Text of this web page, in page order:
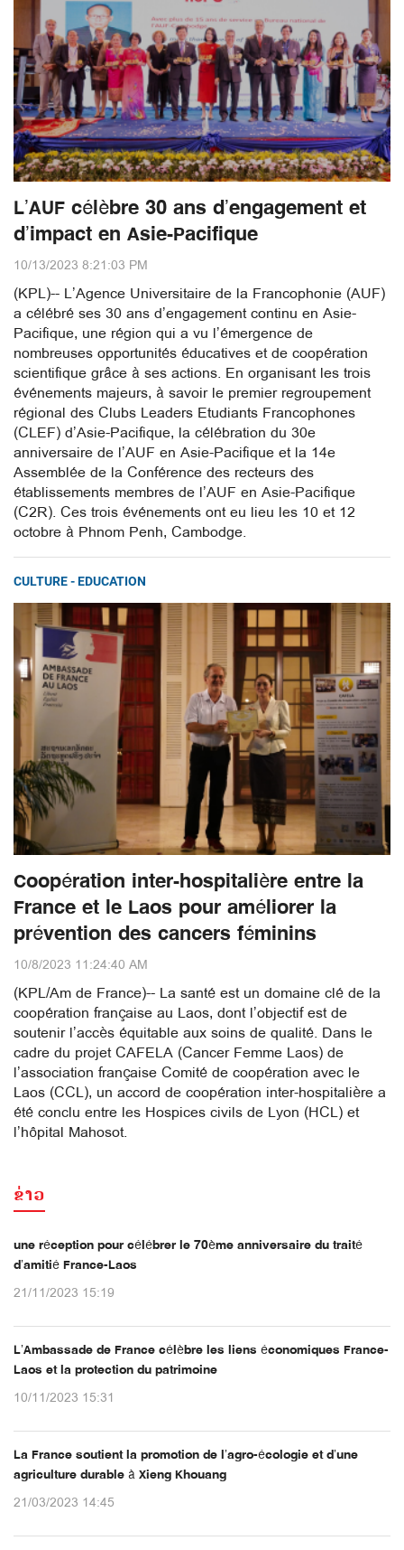
L’AUF célèbre 30 ans d’engagement et
d’impact en Asie-Pacifique
10/13/2023 8:21:03 PM
(KPL)-- L’Agence Universitaire de la Francophonie (AUF)
a célébré ses 30 ans d’engagement continu en Asie-
Pacifique, une région qui a vu l’émergence de
nombreuses opportunités éducatives et de coopération
scientifique grâce à ses actions. En organisant les trois
événements majeurs, à savoir le premier regroupement
régional des Clubs Leaders Etudiants Francophones
(CLEF) d’Asie-Pacifique, la célébration du 30e
anniversaire de l’AUF en Asie-Pacifique et la 14e
Assemblée de la Conférence des recteurs des
établissements membres de l’AUF en Asie-Pacifique
(C2R). Ces trois événements ont eu lieu les 10 et 12
octobre à Phnom Penh, Cambodge.
CULTURE - EDUCATION
Coopération inter-hospitalière entre la
France et le Laos pour améliorer la
prévention des cancers féminins
10/8/2023 11:24:40 AM
(KPL/Am de France)-- La santé est un domaine clé de la
coopération française au Laos, dont l’objectif est de
soutenir l’accès équitable aux soins de qualité. Dans le
cadre du projet CAFELA (Cancer Femme Laos) de
l’association française Comité de coopération avec le
Laos (CCL), un accord de coopération inter-hospitalière a
été conclu entre les Hospices civils de Lyon (HCL) et
l’hôpital Mahosot.
ຂ່າວ
une réception pour célébrer le 70ème anniversaire du traité
d’amitié France-Laos
21/11/2023 15:19
L’Ambassade de France célèbre les liens économiques France-
Laos et la protection du patrimoine
10/11/2023 15:31
La France soutient la promotion de l’agro-écologie et d’une
agriculture durable à Xieng Khouang
21/03/2023 14:45